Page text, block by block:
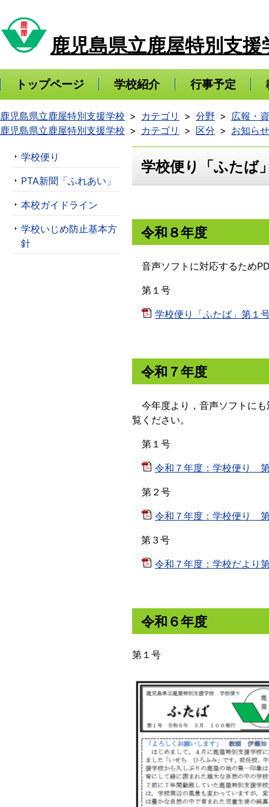
鹿児島県立鹿屋特別支援
トップページ 学校紹介 行事予定
鹿児島県立鹿屋特別支援学校 カテゴリ 分野
広報・
鹿児島県立鹿屋特別支援学校
カテゴリ 区分 お知らせ
学校便り「ふたば
令和８年度
音声ソフトに対応するため
第１号
学校便り「ふたば」第１
令和７年度
今年度より，音声ソフトにも
覧ください。
第１号
令和７年度：学校便り
第２号
令和７年度：学校便り
第３号
令和７年度：学校だより
令和６年度
第１号
学校便り
PTA新聞「ふれあい」
本校ガイドライン
学校いじめ防止基本方
針